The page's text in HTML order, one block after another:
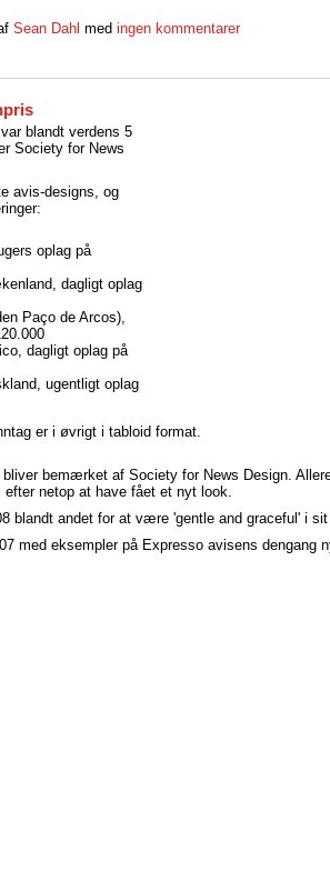
Sean Dahl med ingen kommentarer
blandt verdens 5
Society for News
avis-designs, og
oplag på
dagligt oplag
Paço de Arcos),
dagligt oplag på
ugentligt oplag
er i øvrigt i tabloid format.
bliver bemærket af Society for News Design.
netop at have fået et nyt look.
blandt andet for at være 'gentle and graceful' i sit
med eksempler på Expresso avisens dengang